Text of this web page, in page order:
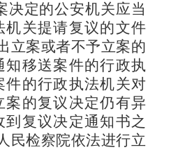
决定的公安机关应当
机关提请复议的文件
立案或者不予立案的
知移送案件的行政执
件的行政执法机关对
案的复议决定仍有异
复议决定通知书之
民检察院依法进行立